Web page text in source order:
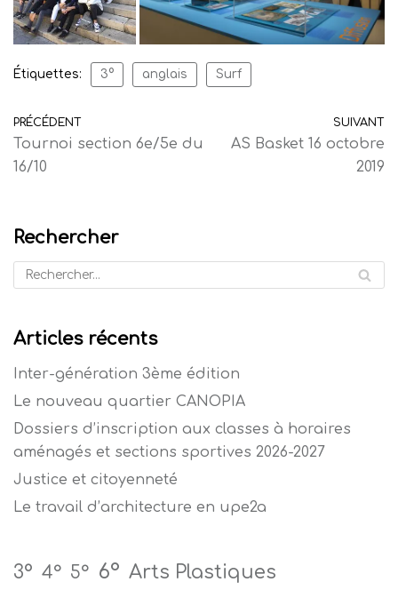
Étiquettes: 3° anglais Surf
PRÉCÉDENT
Tournoi section 6e/5e du
16/10
SUIVANT
AS Basket 16 octobre
2019
Rechercher
Articles récents
Inter-génération 3ème édition
Le nouveau quartier CANOPIA
Dossiers d’inscription aux classes à horaires
aménagés et sections sportives 2026-2027
Justice et citoyenneté
Le travail d’architecture en upe2a
3° 4° 5° 6° Arts Plastiques